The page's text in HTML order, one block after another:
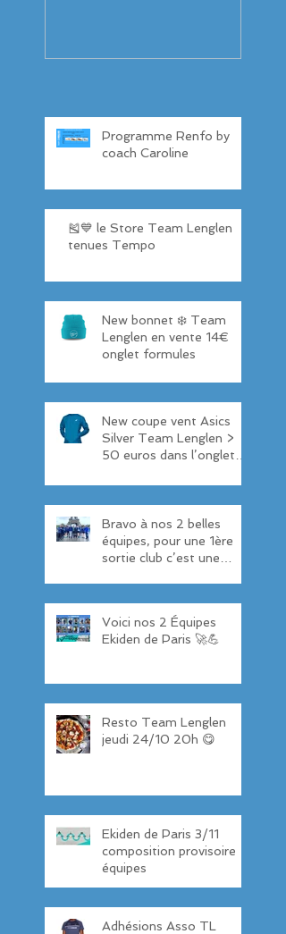
Programme Renfo by
coach Caroline
🎽💙 le Store Team Lenglen
tenues Tempo
New bonnet ❄️ Team
Lenglen en vente 14€
onglet formules
New coupe vent Asics
Silver Team Lenglen >
50 euros dans l’onglet
Bravo à nos 2 belles
équipes, pour une 1ère
sortie club c’est une
Voici nos 2 Équipes
Ekiden de Paris 🚀💪
Resto Team Lenglen
jeudi 24/10 20h 😋
Ekiden de Paris 3/11
composition provisoire
équipes
Adhésions Asso TL